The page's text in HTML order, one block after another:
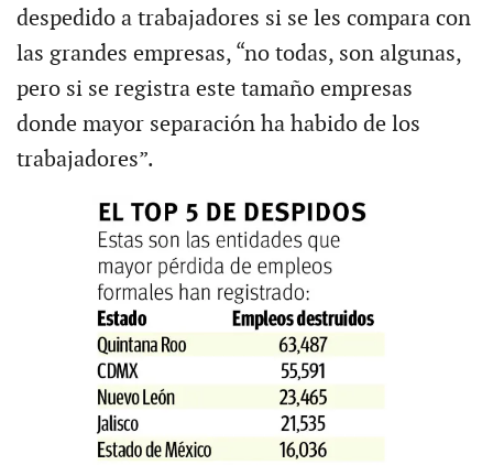
despedido a trabajadores si se les compara con
las grandes empresas, “no todas, son algunas,
pero si se registra este tamaño empresas
donde mayor separación ha habido de los
trabajadores”.